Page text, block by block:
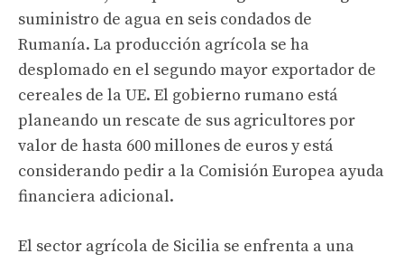
suministro de agua en seis condados de
Rumanía. La producción agrícola se ha
desplomado en el segundo mayor exportador de
cereales de la UE. El gobierno rumano está
planeando un rescate de sus agricultores por
valor de hasta 600 millones de euros y está
considerando pedir a la Comisión Europea ayuda
financiera adicional.
El sector agrícola de Sicilia se enfrenta a una